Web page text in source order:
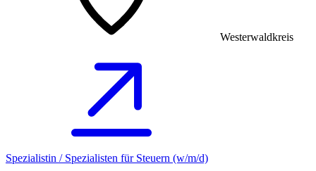
Westerwaldkreis
Spezialistin / Spezialisten für Steuern (w/m/d)